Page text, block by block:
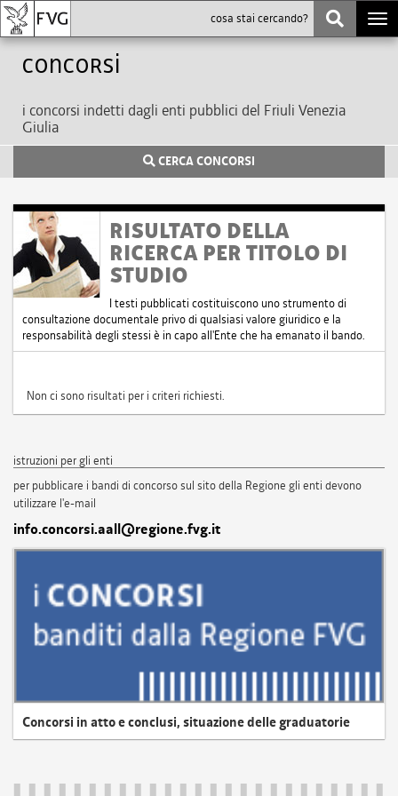
Concorsi
i concorsi indetti dagli enti pubblici del Friuli Venezia
Giulia
CERCA CONCORSI
RISULTATO DELLA
RICERCA PER TITOLO DI
STUDIO
I testi pubblicati costituiscono uno strumento di
consultazione documentale privo di qualsiasi valore giuridico e la
responsabilità degli stessi è in capo all'Ente che ha emanato il bando.
Non ci sono risultati per i criteri richiesti.
istruzioni per gli enti
per pubblicare i bandi di concorso sul sito della Regione gli enti devono
utilizzare l'e-mail
info.concorsi.aall@regione.fvg.it
Concorsi in atto e conclusi, situazione delle graduatorie